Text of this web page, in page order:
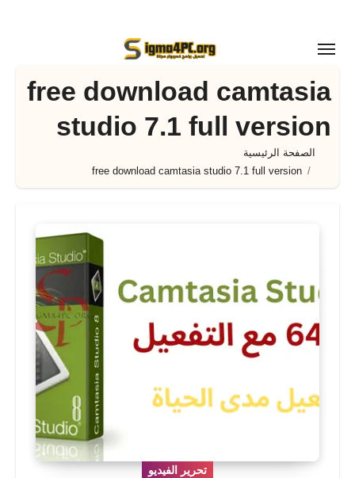
المحتوى
free download camtasia
studio 7.1 full version
الصفحة الرئيسية
free download camtasia studio 7.1 full version
تحرير الفيديو